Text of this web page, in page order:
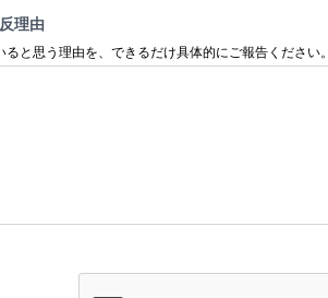
理由
ると思う理由を、できるだけ具体的にご報告ください。